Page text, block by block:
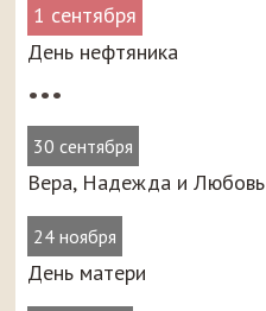
1 сентября
День нефтяника
•••
30 сентября
Вера, Надежда и Любовь
24 ноября
День матери